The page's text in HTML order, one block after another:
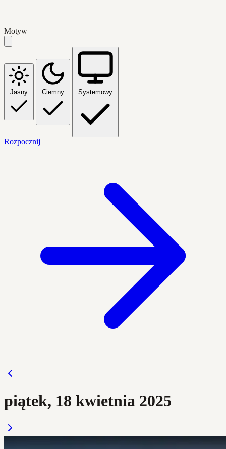
Motyw
Jasny Ciemny Systemowy
Rozpocznij
piątek, 18 kwietnia 2025